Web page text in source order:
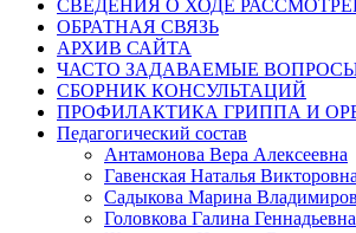
СВЕДЕНИЯ О ХОДЕ
ОБРАТНАЯ СВЯЗЬ
АРХИВ САЙТА
ЧАСТО ЗАДАВАЕМЫЕ
СБОРНИК КОНСУЛЬТАЦИЙ
ПРОФИЛАКТИКА ГРИППА И
Педагогический состав
Антамонова Вера Алексеевна
Гавенская Наталья Викторовна
Садыкова Марина
Головкова Галина Геннадьевна